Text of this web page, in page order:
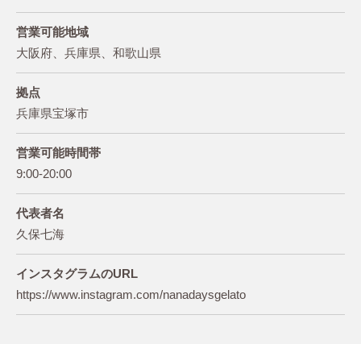
営業可能地域
大阪府、兵庫県、和歌山県
拠点
兵庫県宝塚市
営業可能時間帯
9:00-20:00
代表者名
久保七海
インスタグラムのURL
https://www.instagram.com/nanadaysgelato